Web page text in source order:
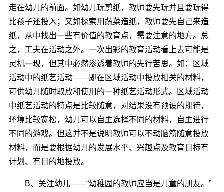
走在幼儿的前面。如幼儿玩剪纸，教师要先玩并且要玩得
比孩子还投入；又如探索用蔬菜造纸，教师要先自己来造
纸，从中找出一些有价值的教育点，需要注意的地方。总
之，工夫在活动之外。一次出彩的教育活动看上去可能是
灵机一现，但其中必然渗透着教师的先行苦思。如：区域
活动中的纸艺活动――即在区域活动中投放相关的材料，
可供幼儿随时取放和使用的一种纸艺活动形式。区域活动
中纸艺活动的特点是比较随意，对结果没有预设的期待，
环境比较宽松，幼儿可以自主选择不同的材料，自主进行
不同的游戏。但这并不是说明教师可以不动脑筋随意投放
材料，而是要根据幼儿的发展水平、兴趣点及教育目标有
计划、有目的地投放。
B、关注幼儿――“幼稚园的教师应当是儿童的朋友。”